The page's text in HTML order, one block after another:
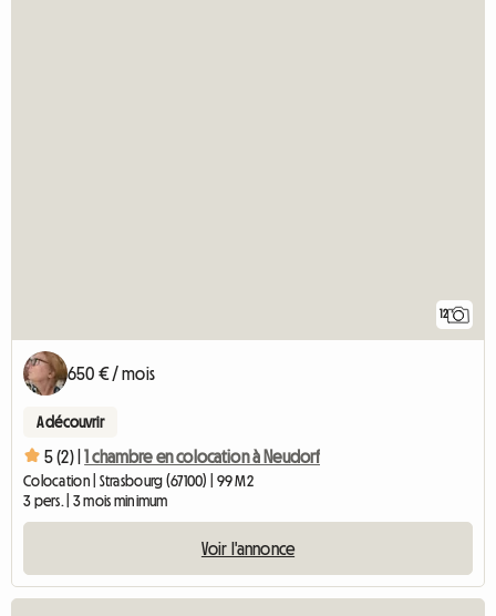
12
650 € / mois
A découvrir
5 (2) | 1 chambre en colocation à Neudorf
Colocation | Strasbourg (67100) | 99 M2
3 pers. | 3 mois minimum
Voir l'annonce